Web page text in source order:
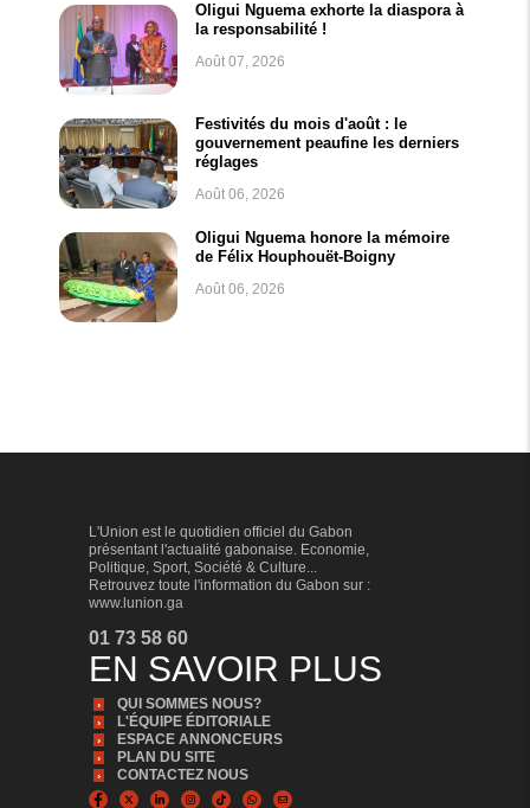
Oligui Nguema exhorte la diaspora à
la responsabilité !
Août 07, 2026
Festivités du mois d'août : le
gouvernement peaufine les derniers
réglages
Août 06, 2026
Oligui Nguema honore la mémoire
de Félix Houphouët-Boigny
Août 06, 2026
L'Union est le quotidien officiel du Gabon
présentant l'actualité gabonaise. Economie,
Politique, Sport, Société & Culture...
Retrouvez toute l'information du Gabon sur :
www.lunion.ga
01 73 58 60
EN SAVOIR PLUS
QUI SOMMES NOUS?
L'ÉQUIPE ÉDITORIALE
ESPACE ANNONCEURS
PLAN DU SITE
CONTACTEZ NOUS